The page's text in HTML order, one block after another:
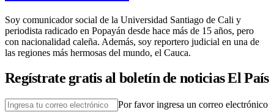
Soy comunicador social de la Universidad Santiago de Cali y
periodista radicado en Popayán desde hace más de 15 años, pero
con nacionalidad caleña. Además, soy reportero judicial en una de
las regiones más hermosas del mundo, el Cauca.
Regístrate gratis al boletín de noticias El País
Por favor ingresa un correo electrónico